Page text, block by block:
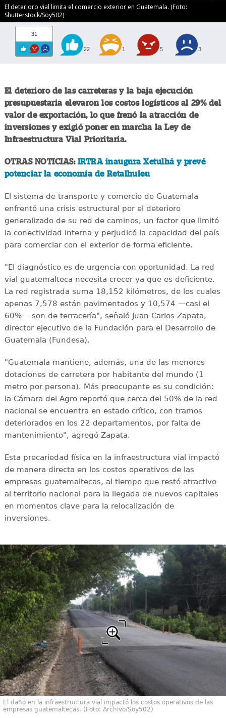
El deterioro vial limita el comercio exterior en Guatemala. (Foto:
Shutterstock/Soy502)
31
22 1 5 3
El deterioro de las carreteras y la baja ejecución
presupuestaria elevaron los costos logísticos al 29% del
valor de exportación, lo que frenó la atracción de
inversiones y exigió poner en marcha la Ley de
Infraestructura Vial Prioritaria.
OTRAS NOTICIAS:IRTRA inaugura Xetulhá y prevé
potenciar la economía de Retalhuleu
El sistema de transporte y comercio de Guatemala
enfrentó una crisis estructural por el deterioro
generalizado de su red de caminos, un factor que limitó
la conectividad interna y perjudicó la capacidad del país
para comerciar con el exterior de forma eficiente.
"El diagnóstico es de urgencia con oportunidad. La red
vial guatemalteca necesita crecer ya que es deficiente.
La red registrada suma 18,152 kilómetros, de los cuales
apenas 7,578 están pavimentados y 10,574 —casi el
60%— son de terracería", señaló Juan Carlos Zapata,
director ejecutivo de la Fundación para el Desarrollo de
Guatemala (Fundesa).
"Guatemala mantiene, además, una de las menores
dotaciones de carretera por habitante del mundo (1
metro por persona). Más preocupante es su condición:
la Cámara del Agro reportó que cerca del 50% de la red
nacional se encuentra en estado crítico, con tramos
deteriorados en los 22 departamentos, por falta de
mantenimiento", agregó Zapata.
Esta precariedad física en la infraestructura vial impactó
de manera directa en los costos operativos de las
empresas guatemaltecas, al tiempo que restó atractivo
al territorio nacional para la llegada de nuevos capitales
en momentos clave para la relocalización de
inversiones.
El daño en la infraestructura vial impactó los costos operativos de las
empresas guatemaltecas. (Foto: Archivo/Soy502)